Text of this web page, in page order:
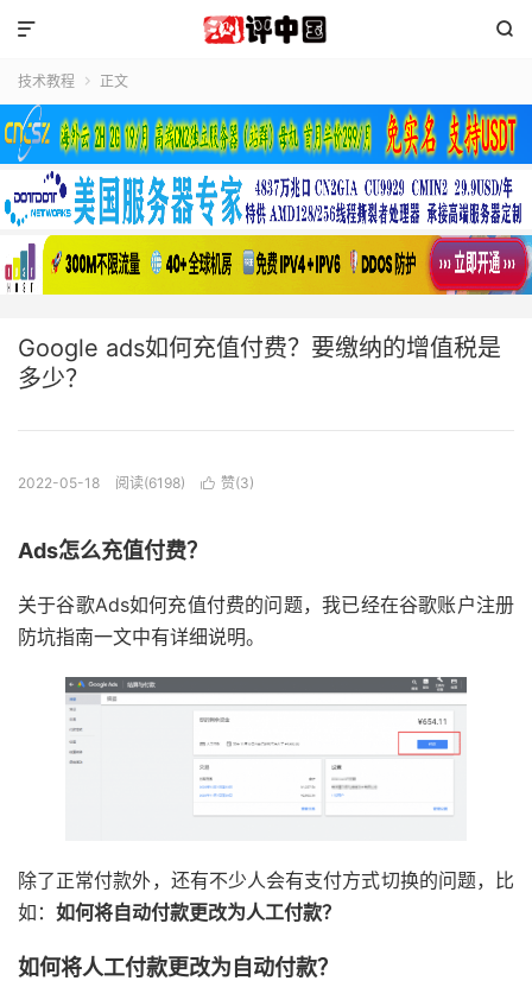


技术教程  正文
Google ads如何充值付费？要缴纳的增值税是
多少？
2022-05-18 阅读(6198)  赞(3)
Ads怎么充值付费？
关于谷歌Ads如何充值付费的问题，我已经在谷歌账户注册
防坑指南一文中有详细说明。
除了正常付款外，还有不少人会有支付方式切换的问题，比
如： 如何将自动付款更改为人工付款？
如何将人工付款更改为自动付款？